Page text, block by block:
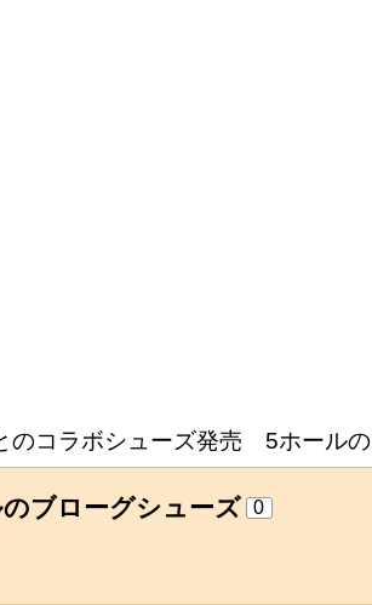
のコラボシューズ発売 5ホール
ブローグシューズ 0